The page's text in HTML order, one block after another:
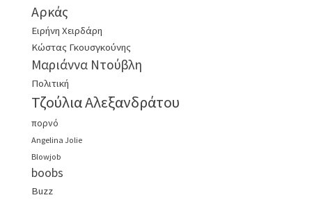
Αρκάς
Ειρήνη Χειρδάρη
Κώστας Γκουσγκούνης
Μαριάννα Ντούβλη
Πολιτική
Τζούλια Αλεξανδράτου
πορνό
Angelina Jolie
Blowjob
boobs
Buzz